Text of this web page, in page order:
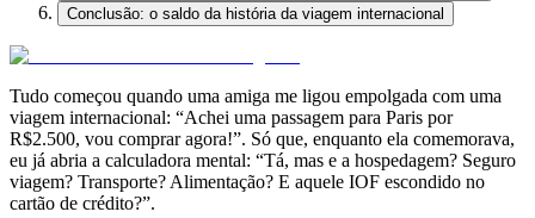
Conclusão: o saldo da história da viagem internacional
Tudo começou quando uma amiga me ligou empolgada com uma
viagem internacional: “Achei uma passagem para Paris por
R$2.500, vou comprar agora!”. Só que, enquanto ela comemorava,
eu já abria a calculadora mental: “Tá, mas e a hospedagem? Seguro
viagem? Transporte? Alimentação? E aquele IOF escondido no
cartão de crédito?”.